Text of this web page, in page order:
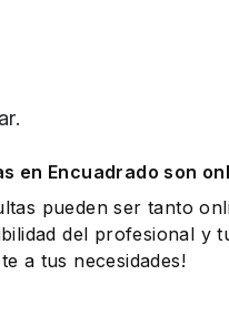
en Encuadrado son
pueden ser tanto
del profesional y
a tus necesidades!